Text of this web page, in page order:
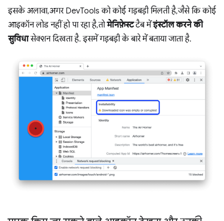
इसके अलावा, अगर DevTools को कोई गड़बड़ी मिलती है, जैसे कि कोई
आइकॉन लोड नहीं हो पा रहा है, तोमेनिफ़ेस्टटैब मेंइंस्टॉल करने की
सुविधासेक्शन दिखता है. इसमें गड़बड़ी के बारे में बताया जाता है.